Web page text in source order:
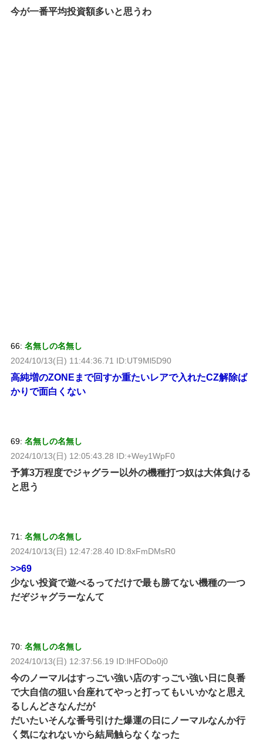
今が一番平均投資額多いと思うわ
66: 名無しの名無し
2024/10/13(日) 11:44:36.71 ID:UT9Ml5D90
高純増のZONEまで回すか重たいレアで入れたCZ解除ば
かりで面白くない
69: 名無しの名無し
2024/10/13(日) 12:05:43.28 ID:+Wey1WpF0
予算3万程度でジャグラー以外の機種打つ奴は大体負ける
と思う
71: 名無しの名無し
2024/10/13(日) 12:47:28.40 ID:8xFmDMsR0
>>69
少ない投資で遊べるってだけで最も勝てない機種の一つ
だぞジャグラーなんて
70: 名無しの名無し
2024/10/13(日) 12:37:56.19 ID:lHFODo0j0
今のノーマルはすっごい強い店のすっごい強い日に良番
で大自信の狙い台座れてやっと打ってもいいかなと思え
るしんどさなんだが
だいたいそんな番号引けた爆運の日にノーマルなんか行
く気になれないから結局触らなくなった